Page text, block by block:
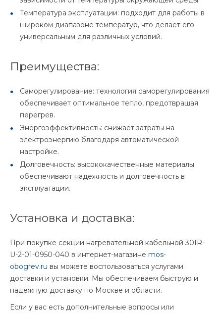
Температура эксплуатации: подходит для работы в
широком диапазоне температур, что делает его
универсальным для различных условий.
Преимущества:
Саморегулирование: технология саморегулирования
обеспечивает оптимальное тепло, предотвращая
перегрев.
Энергоэффективность: снижает затраты на
электроэнергию благодаря автоматической
настройке.
Долговечность: высококачественные материалы
обеспечивают надежность и долговечность в
эксплуатации.
Установка и доставка:
При покупке секции нагревательной кабельной 30IR-
U-2-01-0950-040 в интернет-магазине mos-
obogrev.ru вы можете воспользоваться услугами
доставки и установки. Мы обеспечиваем быструю и
надежную доставку по Москве и области.
Если у вас есть дополнительные вопросы или